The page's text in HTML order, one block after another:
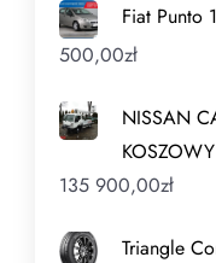
Fiat Punto
500,00zł
NISSAN
135 900,00zł
Triangle